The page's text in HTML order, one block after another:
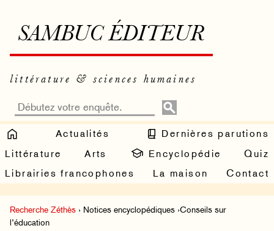
SAMBUC ÉDITEUR
littérature & sciences humaines
Actualités
Dernières parutions
Littérature
Arts Encyclopédie
Quiz
Librairies francophones
La maison Contact
Recherche Zéthès › Notices encyclopédiques ›Conseils sur
l’éducation